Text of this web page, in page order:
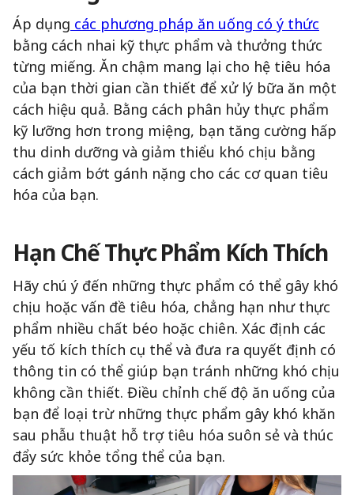
Áp dụng các phương pháp ăn uống có ý thức
bằng cách nhai kỹ thực phẩm và thưởng thức
từng miếng. Ăn chậm mang lại cho hệ tiêu hóa
của bạn thời gian cần thiết để xử lý bữa ăn một
cách hiệu quả. Bằng cách phân hủy thực phẩm
kỹ lưỡng hơn trong miệng, bạn tăng cường hấp
thu dinh dưỡng và giảm thiểu khó chịu bằng
cách giảm bớt gánh nặng cho các cơ quan tiêu
hóa của bạn.
Hạn Chế Thực Phẩm Kích Thích
Hãy chú ý đến những thực phẩm có thể gây khó
chịu hoặc vấn đề tiêu hóa, chẳng hạn như thực
phẩm nhiều chất béo hoặc chiên. Xác định các
yếu tố kích thích cụ thể và đưa ra quyết định có
thông tin có thể giúp bạn tránh những khó chịu
không cần thiết. Điều chỉnh chế độ ăn uống của
bạn để loại trừ những thực phẩm gây khó khăn
sau phẫu thuật hỗ trợ tiêu hóa suôn sẻ và thúc
đẩy sức khỏe tổng thể của bạn.